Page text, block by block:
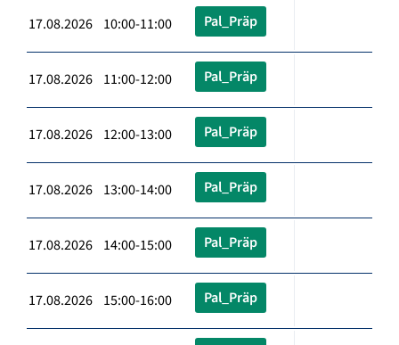
17.08.2026 10:00-11:00 Pal_Präp
17.08.2026 11:00-12:00 Pal_Präp
17.08.2026 12:00-13:00 Pal_Präp
17.08.2026 13:00-14:00 Pal_Präp
17.08.2026 14:00-15:00 Pal_Präp
17.08.2026 15:00-16:00 Pal_Präp